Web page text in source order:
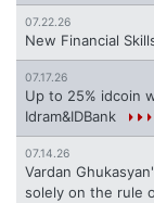
07.22.26
New Financial
07.17.26
Up to 25% idcoin
Idram&IDBank
07.14.26
Vardan
solely on the rule